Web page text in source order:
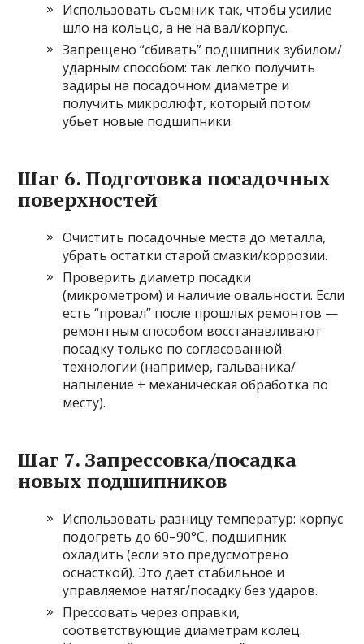
Использовать съемник так, чтобы усилие
шло на кольцо, а не на вал/корпус.
Запрещено “сбивать” подшипник зубилом/
ударным способом: так легко получить
задиры на посадочном диаметре и
получить микролюфт, который потом
убьет новые подшипники.
Шаг 6. Подготовка посадочных
поверхностей
Очистить посадочные места до металла,
убрать остатки старой смазки/коррозии.
Проверить диаметр посадки
(микрометром) и наличие овальности. Если
есть “провал” после прошлых ремонтов —
ремонтным способом восстанавливают
посадку только по согласованной
технологии (например, гальваника/
напыление + механическая обработка по
месту).
Шаг 7. Запрессовка/посадка
новых подшипников
Использовать разницу температур: корпус
подогреть до 60–90°C, подшипник
охладить (если это предусмотрено
оснасткой). Это дает стабильное и
управляемое натяг/посадку без ударов.
Прессовать через оправки,
соответствующие диаметрам колец.